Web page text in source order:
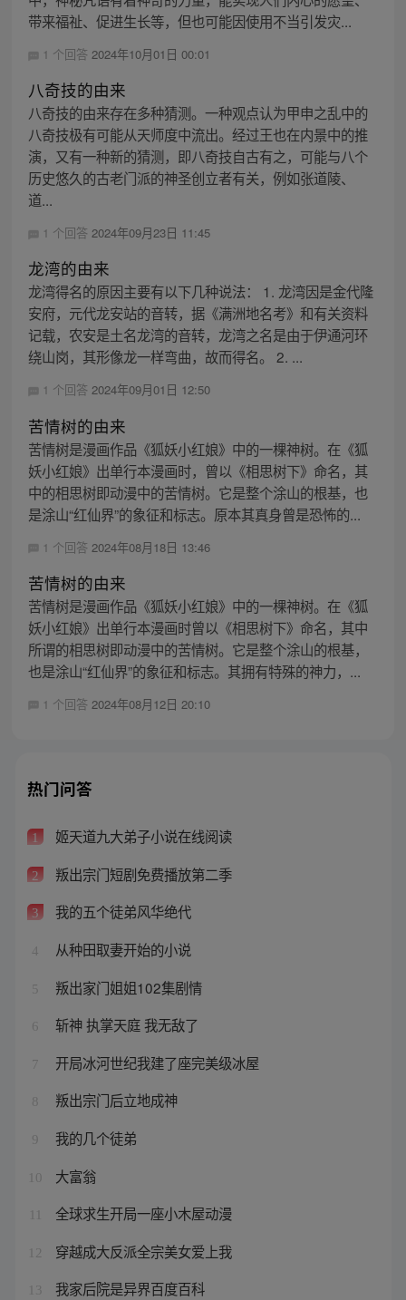
带来福祉、促进生长等，但也可能因使用不当引发灾...
1 个回答 2024年10月01日 00:01
八奇技的由来
八奇技的由来存在多种猜测。一种观点认为甲申之乱中的
八奇技极有可能从天师度中流出。经过王也在内景中的推
演，又有一种新的猜测，即八奇技自古有之，可能与八个
历史悠久的古老门派的神圣创立者有关，例如张道陵、
道...
1 个回答 2024年09月23日 11:45
龙湾的由来
龙湾得名的原因主要有以下几种说法： 1. 龙湾因是金代隆
安府，元代龙安站的音转，据《满洲地名考》和有关资料
记载，农安是土名龙湾的音转，龙湾之名是由于伊通河环
绕山岗，其形像龙一样弯曲，故而得名。 2. ...
1 个回答 2024年09月01日 12:50
苦情树的由来
苦情树是漫画作品《狐妖小红娘》中的一棵神树。在《狐
妖小红娘》出单行本漫画时，曾以《相思树下》命名，其
中的相思树即动漫中的苦情树。它是整个涂山的根基，也
是涂山“红仙界”的象征和标志。原本其真身曾是恐怖的...
1 个回答 2024年08月18日 13:46
苦情树的由来
苦情树是漫画作品《狐妖小红娘》中的一棵神树。在《狐
妖小红娘》出单行本漫画时曾以《相思树下》命名，其中
所谓的相思树即动漫中的苦情树。它是整个涂山的根基，
也是涂山“红仙界”的象征和标志。其拥有特殊的神力，...
1 个回答 2024年08月12日 20:10
热门问答
1 姬天道九大弟子小说在线阅读
2 叛出宗门短剧免费播放第二季
3 我的五个徒弟风华绝代
4 从种田取妻开始的小说
5 叛出家门姐姐102集剧情
6 斩神 执掌天庭 我无敌了
7 开局冰河世纪我建了座完美级冰屋
8 叛出宗门后立地成神
9 我的几个徒弟
10 大富翁
全球求生开局一座小木屋动漫
12 穿越成大反派全宗美女爱上我
13 我家后院是异界百度百科